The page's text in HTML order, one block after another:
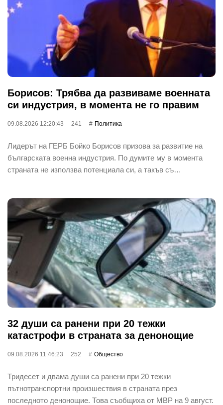
Борисов: Трябва да развиваме военната
си индустрия, в момента не го правим
09.08.2026 12:20:43 241 Политика
Лидерът на ГЕРБ Бойко Борисов призова за развитие на
българската военна индустрия. По думите му в момента
страната не използва потенциала си, а такъв съ…
32 души са ранени при 20 тежки
катастрофи в страната за денонощие
09.08.2026 11:46:23 252 Общество
Тридесет и двама души са ранени при 20 тежки
пътнотранспортни произшествия в страната през
последното денонощие. Това съобщиха от МВР на 9 август.